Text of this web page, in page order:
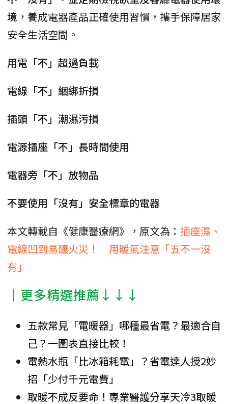
境 ，養成電器產品正確使用習慣，攜手保障居家
安全生活空間。
用電「不」超過負載
電線「不」綑綁折損
插頭「不」潮濕污損
電源插座「不」長時間使用
電器旁「不」放物品
不要使用「沒有」安全標章的電器
本文轉載自《健康醫療網》，原文為： 插座濕、
電線凹到易釀火災！ 用暖氣注意「五不一沒
有」
│更多精選推薦↓↓↓
五款常見「電暖器」哪種最省電？最適合自
己？一圖表直接比較！
電熱水瓶「比冰箱耗電」？省電達人授2妙
招「少付千元電費」
取暖不成反要命！專業醫護分享天冷3取暖